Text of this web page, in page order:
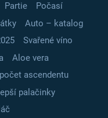
Partie
Počasí
Auto – katalog
Svařené víno
Aloe vera
ascendentu
palačinky